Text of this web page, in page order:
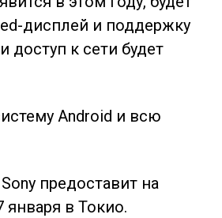
дисплей и поддержку
доступ к сети будет
Android и всю
предоставит на
января в Токио.